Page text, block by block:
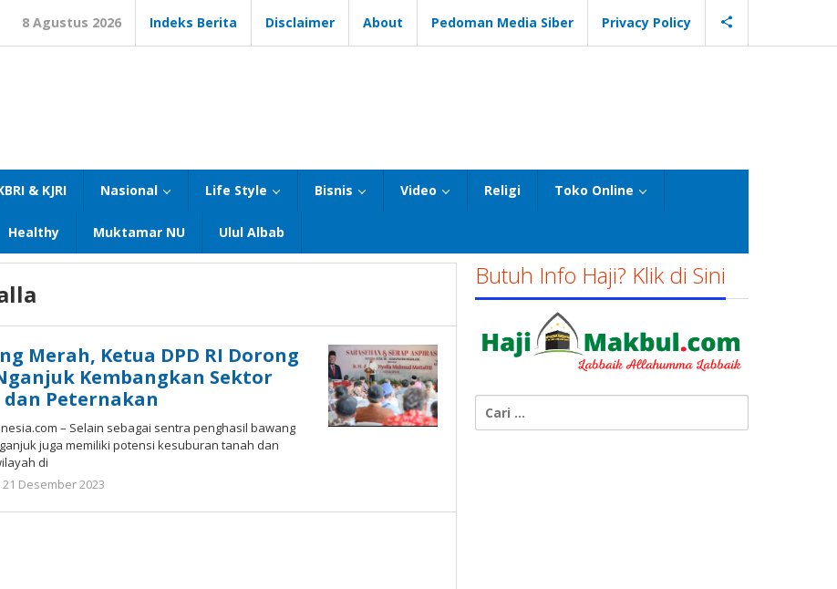
8 Agustus 2026 Indeks Berita Disclaimer About Pedoman Media Siber Privacy Policy
& KJRI Nasional Life Style Bisnis Video Religi Toko Online
Healthy Muktamar NU Ulul Albab
Merah, Ketua DPD RI Dorong
Kembangkan Sektor
Peternakan
– Selain sebagai sentra penghasil bawang
juga memiliki potensi kesuburan tanah dan
di
21 Desember 2023
Susanto
Butuh Info Haji? Klik di Sini
untuk: